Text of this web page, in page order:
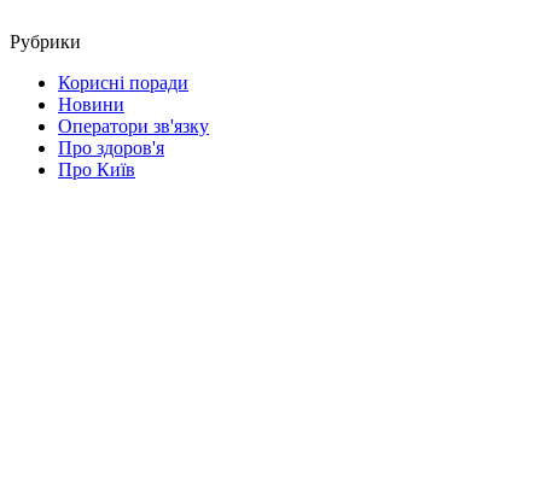
Рубрики
Корисні поради
Новини
Оператори зв'язку
Про здоров'я
Про Київ